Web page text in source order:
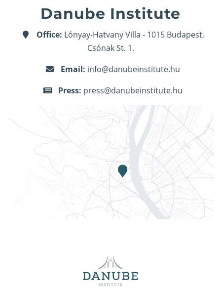
Danube Institute
Office: Lónyay-Hatvany Villa - 1015 Budapest,
Csónak St. 1.
Email: info@danubeinstitute.hu
Press: press@danubeinstitute.hu